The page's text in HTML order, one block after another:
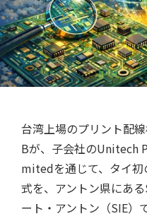
台湾上場のプリント配
Bが、子会社のUnitech
mitedを通じて、タイ
式を、アントン県にあ
ート・アントン（SIE）